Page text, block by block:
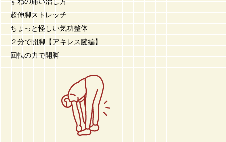
超伸脚ストレッチ
ちょっと怪しい気功整体
２分で開脚【アキレス腱編】
回転の力で開脚